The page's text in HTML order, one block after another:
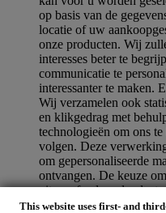
This website uses first- and
op basis van de
locatie of uw
onze producten. Wij
interesses beter te
communicatie te
interessanter te maken.
Wij verzamelen ook
en klikgedrag met
technologieën om ons
volgen. Deze
om gepersonaliseerde
ontvangen. De keuze
uitgeoefend op de
verzameld door het